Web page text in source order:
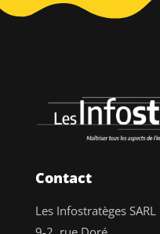
Contact
Les Infostratèges SARL